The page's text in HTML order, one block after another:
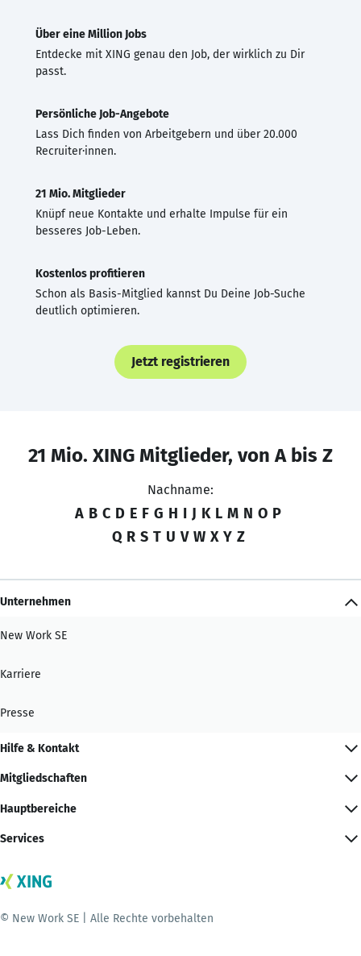
Über eine Million Jobs
Entdecke mit XING genau den Job, der wirklich zu Dir
passt.
Persönliche Job-Angebote
Lass Dich finden von Arbeitgebern und über 20.000
Recruiter·innen.
21 Mio. Mitglieder
Knüpf neue Kontakte und erhalte Impulse für ein
besseres Job-Leben.
Kostenlos profitieren
Schon als Basis-Mitglied kannst Du Deine Job-Suche
deutlich optimieren.
Jetzt registrieren
21 Mio. XING Mitglieder, von A bis Z
Nachname:
A B C D E F G H I J K L M N O P
Q R S T U V W X Y Z
Unternehmen
New Work SE
Karriere
Presse
Hilfe & Kontakt
Mitgliedschaften
Hauptbereiche
Services
© New Work SE | Alle Rechte vorbehalten